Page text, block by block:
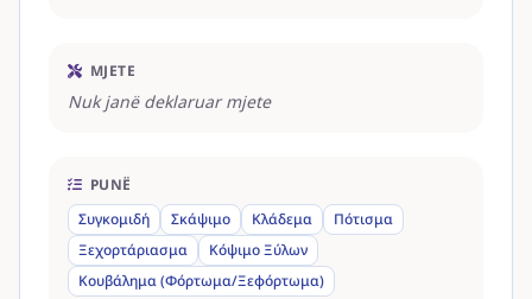
MJETE
Nuk janë deklaruar mjete
PUNË
Συγκομιδή
Σκάψιμο Κλάδεμα
Πότισμα
Ξεχορτάριασμα
Κόψιμο Ξύλων
Κουβάλημα (Φόρτωμα/Ξεφόρτωμα)